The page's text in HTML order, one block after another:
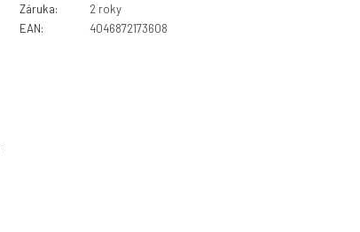
Záruka:
2 roky
EAN: 4046872173608